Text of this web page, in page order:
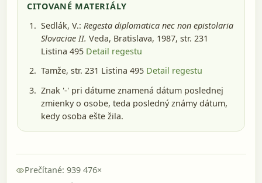
CITOVANÉ MATERIÁLY
Sedlák, V.: Regesta diplomatica nec non epistolaria
Slovaciae II. Veda, Bratislava, 1987, str. 231
Listina 495 Detail regestu
Tamže, str. 231 Listina 495 Detail regestu
Znak '-' pri dátume znamená dátum poslednej
zmienky o osobe, teda posledný známy dátum,
kedy osoba ešte žila.
Prečítané: 939 476×